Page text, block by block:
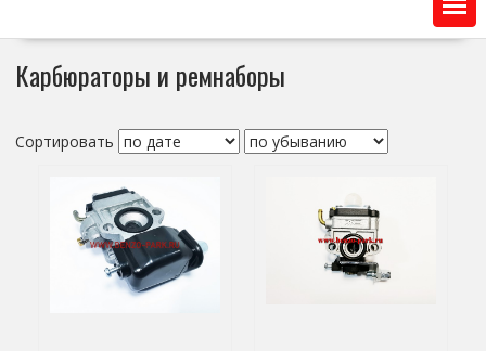
Карбюраторы и ремнаборы
Сортировать